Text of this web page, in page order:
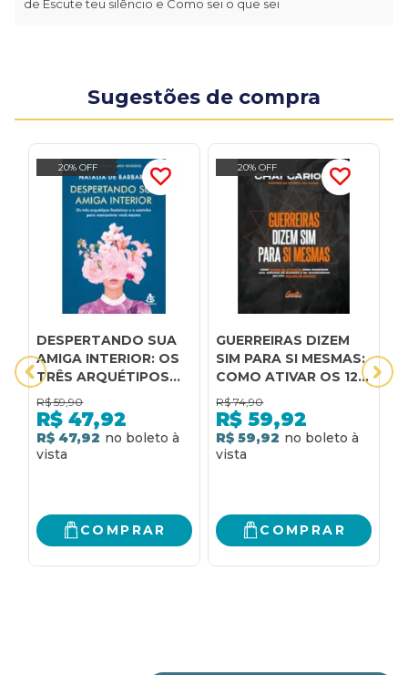
de Escute teu silêncio e Como sei o que sei
Sugestões de compra
20% OFF
DESPERTANDO SUA
AMIGA INTERIOR: OS
TRÊS ARQUÉTIPOS
FEMININOS E O
CAMINHO PARA
REENCONTRAR VOCÊ
MESMA
R$ 59,90
R$ 47,92
R$ 47,92
COMPRAR
20% OFF
GUERREIRAS DIZEM
SIM PARA SI MESMAS:
COMO ATIVAR OS 12
ARQUÉTIPOS
FEMININOS PARA
CONSTRUIR UMA
JORNADA DE
IMPACTO
R$ 74,90
R$ 59,92
R$ 59,92
COMPRAR